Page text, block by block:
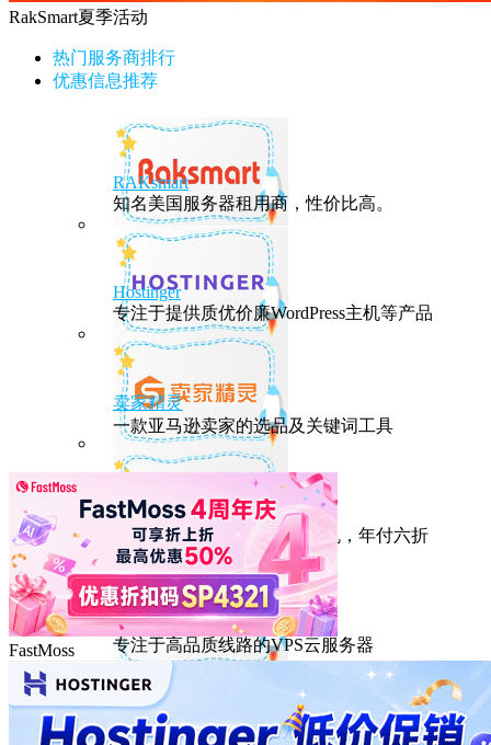
RakSmart夏季活动
热门服务商排行
优惠信息推荐
RAKsmart
知名美国服务器租用商，性价比高。
Hostinger
专注于提供质优价廉WordPress主机等产品
卖家精灵
一款亚马逊卖家的选品及关键词工具
HostEase
性能出众的高性价比美国主机，年付六折
DMIT
专注于高品质线路的VPS云服务器
FastMoss